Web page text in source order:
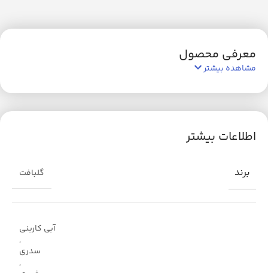
معرفی محصول
مشاهده بیشتر
اطلاعات بیشتر
برند گلبافت
آبی کاربنی
,
سدری
,